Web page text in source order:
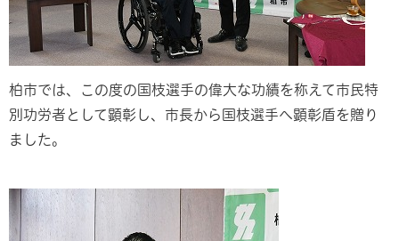
柏市では、この度の国枝選手の偉大な功績を称えて市民特
別功労者として顕彰し、市長から国枝選手へ顕彰盾を贈り
ました。